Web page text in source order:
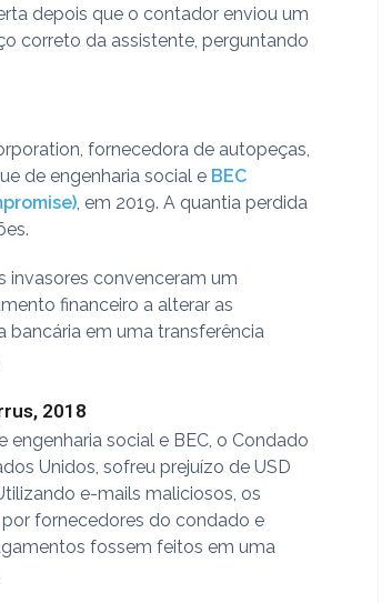
depois que o contador enviou um
correto da assistente, perguntando
fornecedora de autopeças,
de engenharia social e BEC
, em 2019. A quantia perdida
invasores convenceram um
financeiro a alterar as
bancária em uma transferência
2018
engenharia social e BEC, o Condado
Unidos, sofreu prejuízo de USD
e-mails maliciosos, os
por fornecedores do condado e
fossem feitos em uma